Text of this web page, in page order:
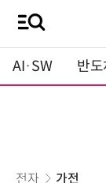
AI·SW 반도
전자 가전